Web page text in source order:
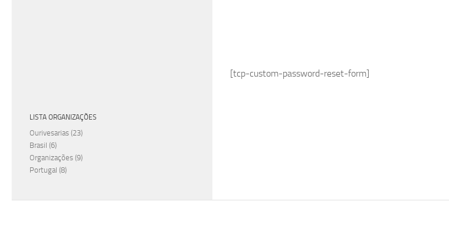
[tcp-custom-password-reset-form]
LISTA ORGANIZAÇÕES
Ourivesarias (23)
Brasil (6)
Organizações (9)
Portugal (8)